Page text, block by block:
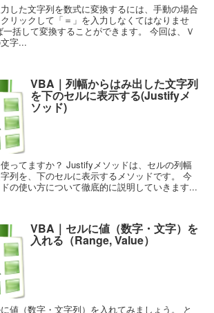
した文字列を数式に変換するには、手動の場合
リックして「＝」を入力しなくてはなりませ
括して変換することができます。 今回は、Ｖ
字...
VBA｜列幅からはみ出した文字列
を下のセルに表示する(Justifyメ
ソッド)
ってますか？ Justifyメソッドは、セルの列幅
列を、下のセルに表示するメソッドです。 今
の使い方について徹底的に説明していきます...
VBA｜セルに値（数字・文字）を
入れる（Range, Value）
値（数字・文字列）を入れてみましょう。 と